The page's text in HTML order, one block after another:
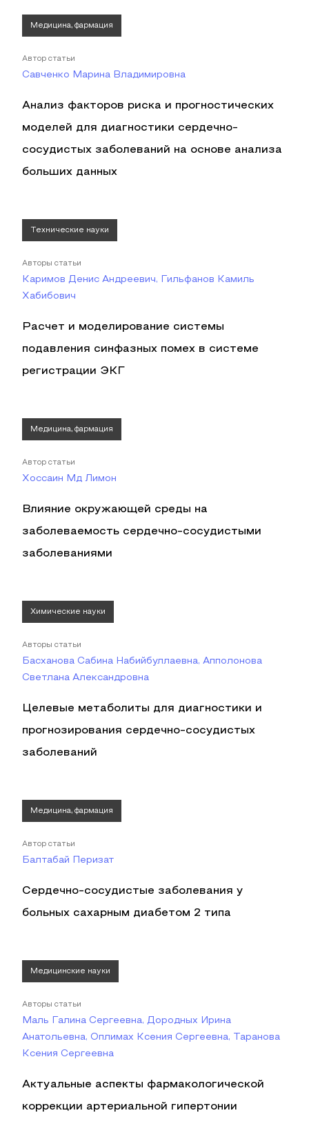
Медицина, фармация
Автор статьи
Савченко Марина Владимировна
Анализ факторов риска и прогностических
моделей для диагностики сердечно-
сосудистых заболеваний на основе анализа
больших данных
Технические науки
Авторы статьи
Каримов Денис Андреевич, Гильфанов Камиль
Хабибович
Расчет и моделирование системы
подавления синфазных помех в системе
регистрации ЭКГ
Медицина, фармация
Автор статьи
Хоссаин Мд Лимон
Влияние окружающей среды на
заболеваемость сердечно-сосудистыми
заболеваниями
Химические науки
Авторы статьи
Басханова Сабина Набийбуллаевна, Апполонова
Светлана Александровна
Целевые метаболиты для диагностики и
прогнозирования сердечно-сосудистых
заболеваний
Медицина, фармация
Автор статьи
Балтабай Перизат
Сердечно-сосудистые заболевания у
больных сахарным диабетом 2 типа
Медицинские науки
Авторы статьи
Маль Галина Сергеевна, Дородных Ирина
Анатольевна, Оплимах Ксения Сергеевна, Таранова
Ксения Сергеевна
Актуальные аспекты фармакологической
коррекции артериальной гипертонии